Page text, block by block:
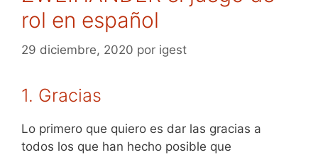
rol en español
29 diciembre, 2020 por igest
1. Gracias
Lo primero que quiero es dar las gracias a
todos los que han hecho posible que